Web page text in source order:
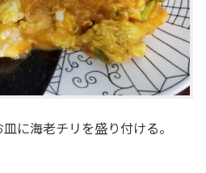
に海老チリを盛り付ける。